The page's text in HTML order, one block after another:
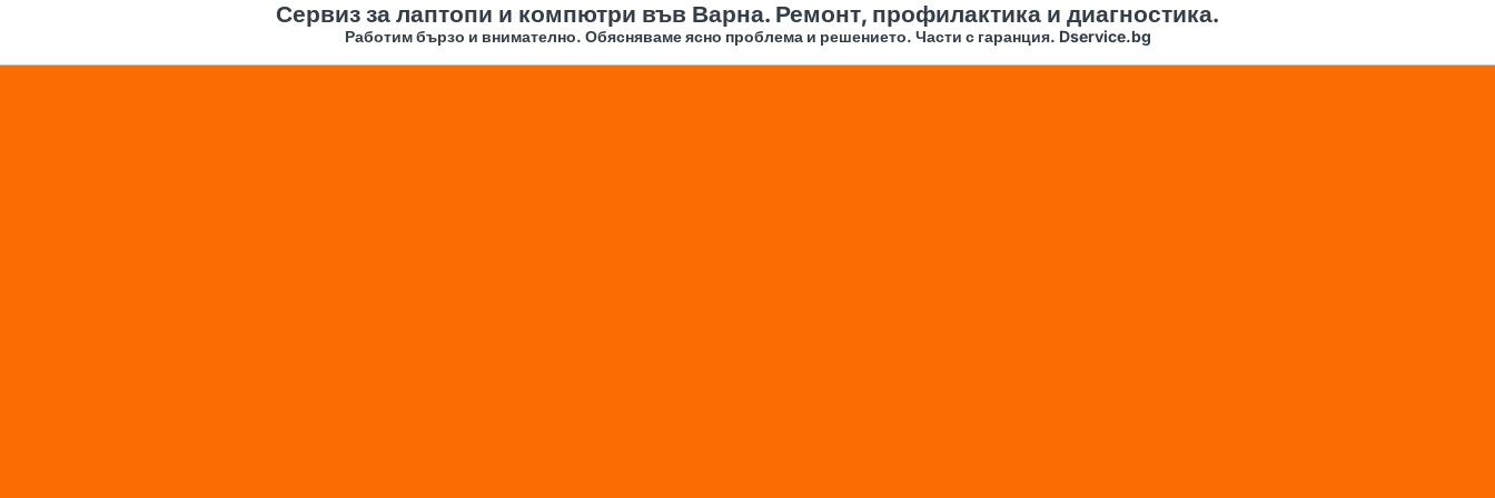
Сервиз за лаптопи и компютри във Варна. Ремонт, профилактика и диагностика.
Работим бързо и внимателно. Обясняваме ясно проблема и решението. Части с гаранция. Dservice.bg